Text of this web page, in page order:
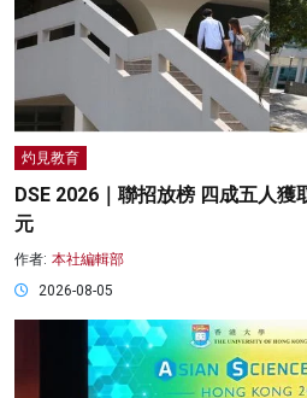
灼見教育
DSE 2026｜聯招放榜 四成五人
元
作者: 本社編輯部
2026-08-05